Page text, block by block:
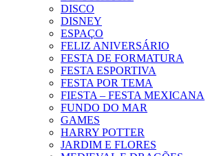
DISCO
DISNEY
ESPAÇO
FELIZ ANIVERSÁRIO
FESTA DE FORMATURA
FESTA ESPORTIVA
FESTA POR TEMA
FIESTA – FESTA MEXICANA
FUNDO DO MAR
GAMES
HARRY POTTER
JARDIM E FLORES